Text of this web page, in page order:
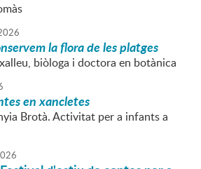
la flora de les platges
biòloga i doctora en botànica
en xancletes
Brotà. Activitat per a infants a